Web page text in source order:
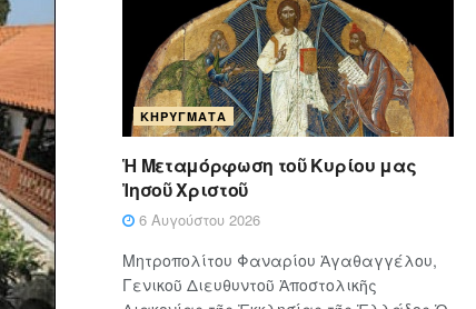
ΚΗΡΎΓΜΑΤΑ
Ἡ Μεταμόρφωση τοῦ Κυρίου μας
Ἰησοῦ Χριστοῦ
6 Αυγούστου 2026
Μητροπολίτου Φαναρίου Ἀγαθαγγέλου,
Γενικοῦ Διευθυντοῦ Ἀποστολικῆς